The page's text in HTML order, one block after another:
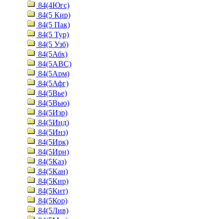
84(4Югс)
84(5 Кир)
84(5 Пак)
84(5 Тур)
84(5 Узб)
84(5Абх)
84(5АВС)
84(5Арм)
84(5Афг)
84(5Вье)
84(5Вью)
84(5Изр)
84(5Инд)
84(5Инз)
84(5Ирк)
84(5Ирн)
84(5Каз)
84(5Кан)
84(5Кир)
84(5Кит)
84(5Кор)
84(5Лив)